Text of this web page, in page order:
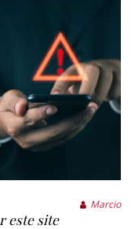
Marcio
este site